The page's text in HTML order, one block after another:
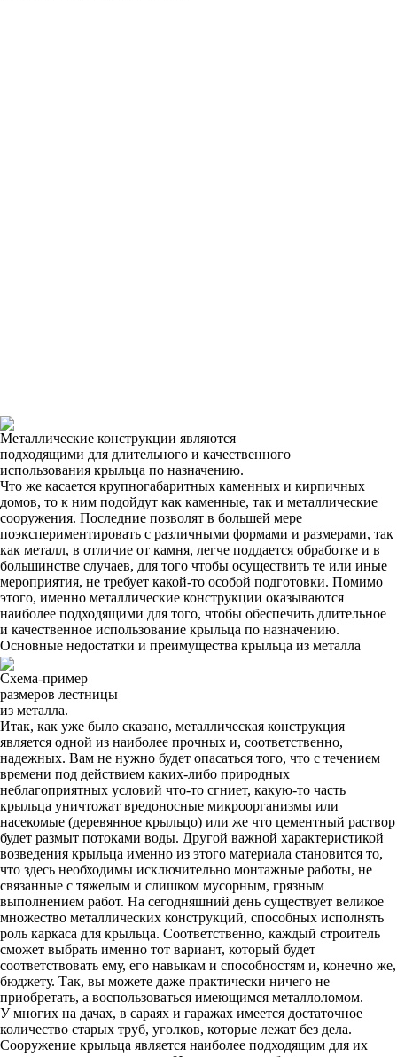
Металлические конструкции являются
подходящими для длительного и качественного
использования крыльца по назначению.
Что же касается крупногабаритных каменных и кирпичных
домов, то к ним подойдут как каменные, так и металлические
сооружения. Последние позволят в большей мере
поэкспериментировать с различными формами и размерами, так
как металл, в отличие от камня, легче поддается обработке и в
большинстве случаев, для того чтобы осуществить те или иные
мероприятия, не требует какой-то особой подготовки. Помимо
этого, именно металлические конструкции оказываются
наиболее подходящими для того, чтобы обеспечить длительное
и качественное использование крыльца по назначению.
Основные недостатки и преимущества крыльца из металла
Схема-пример
размеров лестницы
из металла.
Итак, как уже было сказано, металлическая конструкция
является одной из наиболее прочных и, соответственно,
надежных. Вам не нужно будет опасаться того, что с течением
времени под действием каких-либо природных
неблагоприятных условий что-то сгниет, какую-то часть
крыльца уничтожат вредоносные микроорганизмы или
насекомые (деревянное крыльцо) или же что цементный раствор
будет размыт потоками воды. Другой важной характеристикой
возведения крыльца именно из этого материала становится то,
что здесь необходимы исключительно монтажные работы, не
связанные с тяжелым и слишком мусорным, грязным
выполнением работ. На сегодняшний день существует великое
множество металлических конструкций, способных исполнять
роль каркаса для крыльца. Соответственно, каждый строитель
сможет выбрать именно тот вариант, который будет
соответствовать ему, его навыкам и способностям и, конечно же,
бюджету. Так, вы можете даже практически ничего не
приобретать, а воспользоваться имеющимся металлоломом.
У многих на дачах, в сараях и гаражах имеется достаточное
количество старых труб, уголков, которые лежат без дела.
Сооружение крыльца является наиболее подходящим для их